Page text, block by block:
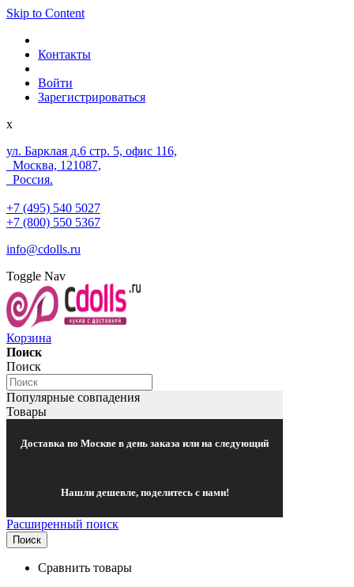
Skip to Content
Контакты
Войти
Зарегистрироваться
x
ул. Барклая д.6 стр. 5, офис 116,
Москва, 121087,
Россия.
+7 (495) 540 5027
+7 (800) 550 5367
info@cdolls.ru
Toggle Nav
Корзина
Поиск
Поиск
Популярные совпадения
Товары
Доставка по Москве в день заказа или на следующий
Нашли дешевле, поделитесь с нами!
Расширенный поиск
Поиск
Сравнить товары